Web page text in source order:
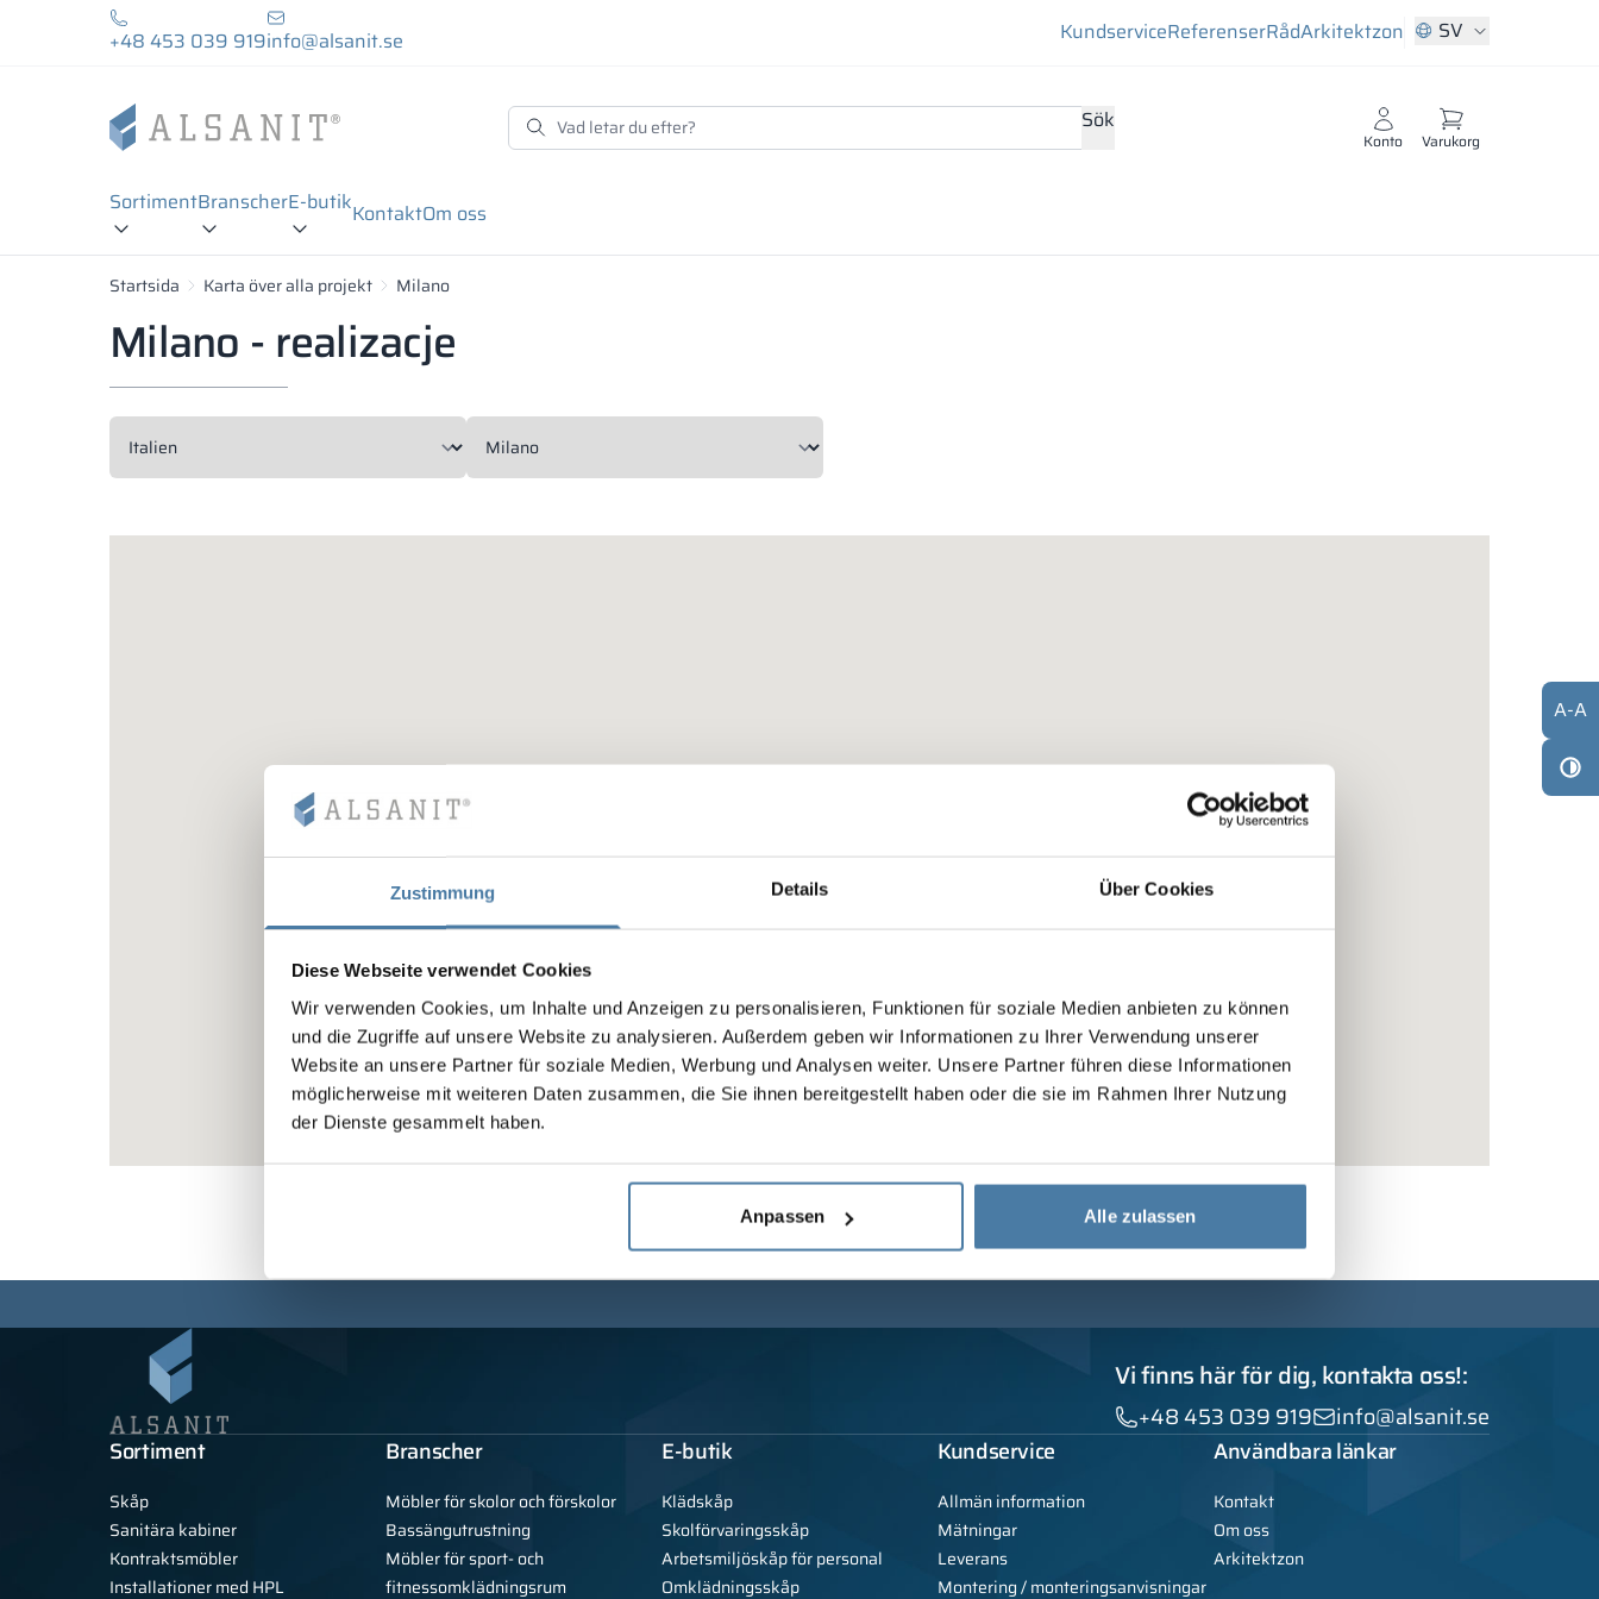
Zustimmung Details Über Cookies
Diese Webseite verwendet Cookies
Wir verwenden Cookies, um Inhalte und Anzeigen zu personalisieren, Funktionen für soziale Medien anbieten zu können
und die Zugriffe auf unsere Website zu analysieren. Außerdem geben wir Informationen zu Ihrer Verwendung unserer
Website an unsere Partner für soziale Medien, Werbung und Analysen weiter. Unsere Partner führen diese Informationen
möglicherweise mit weiteren Daten zusammen, die Sie ihnen bereitgestellt haben oder die sie im Rahmen Ihrer Nutzung
der Dienste gesammelt haben.
Anpassen Alle zulassen
+48 453 039 919info@alsanit.se KundserviceReferenserRådArkitektzon SV
Sök
Konto Varukorg
SortimentBranscherE-butikKontaktOm oss
Startsida Karta över alla projekt Milano
Milano - realizacje
Vi finns här för dig, kontakta oss!:
+48 453 039 919
info@alsanit.se
Sortiment
Skåp
Sanitära kabiner
Kontraktsmöbler
Installationer med HPL
Branscher
Möbler för skolor och förskolor
Bassängutrustning
Möbler för sport- och
fitnessomklädningsrum
E-butik
Klädskåp
Skolförvaringsskåp
Arbetsmiljöskåp för personal
Omklädningsskåp
Kundservice
Allmän information
Mätningar
Leverans
Montering / monteringsanvisningar
Användbara länkar
Kontakt
Om oss
Arkitektzon
A-A